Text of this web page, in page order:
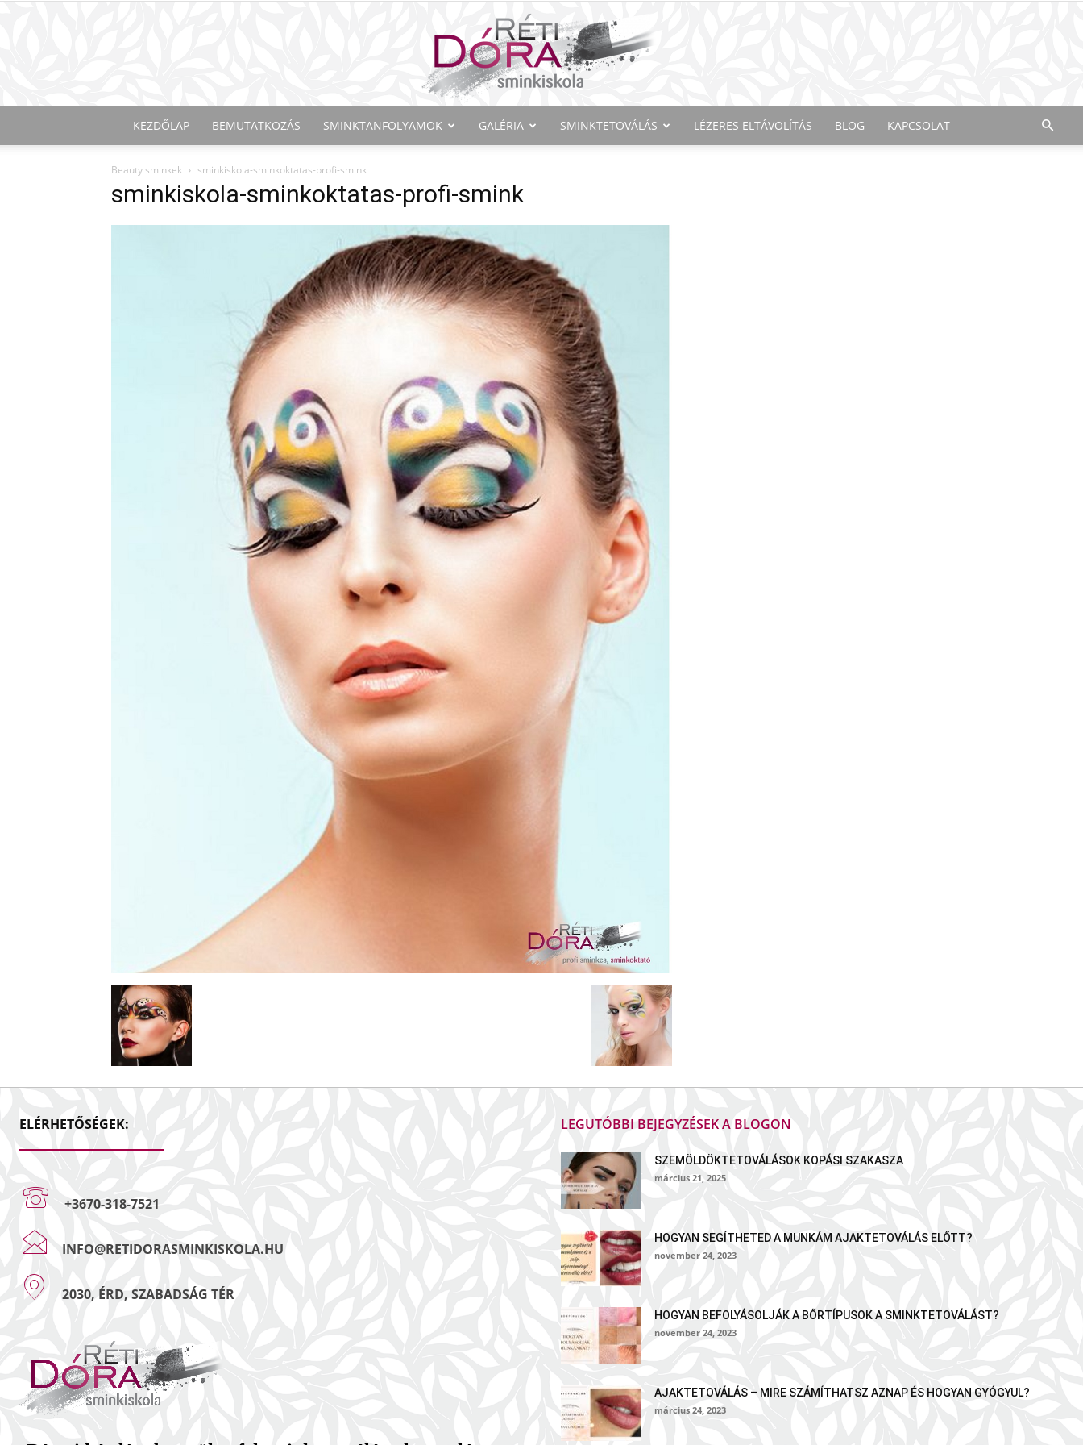
Dóra
Sminkiskola
KEZDŐLAP BEMUTATKOZÁS SMINKTANFOLYAMOK GALÉRIA SMINKTETOVÁLÁS LÉZERES ELTÁVOLÍTÁS BLOG KAPCSOLAT
Beauty sminkek sminkiskola-sminkoktatas-profi-smink
sminkiskola-sminkoktatas-profi-smink
ELÉRHETŐSÉGEK:
+3670-318-7521
INFO@RETIDORASMINKISKOLA.HU
2030, ÉRD, SZABADSÁG TÉR
LEGUTÓBBI BEJEGYZÉSEK A BLOGON
SZEMÖLDÖKTETOVÁLÁSOK KOPÁSI SZAKASZA
március 21, 2025
HOGYAN SEGÍTHETED A MUNKÁM AJAKTETOVÁLÁS ELŐTT?
november 24, 2023
HOGYAN BEFOLYÁSOLJÁK A BŐRTÍPUSOK A SMINKTETOVÁLÁST?
november 24, 2023
AJAKTETOVÁLÁS – MIRE SZÁMÍTHATSZ AZNAP ÉS HOGYAN GYÓGYUL?
március 24, 2023